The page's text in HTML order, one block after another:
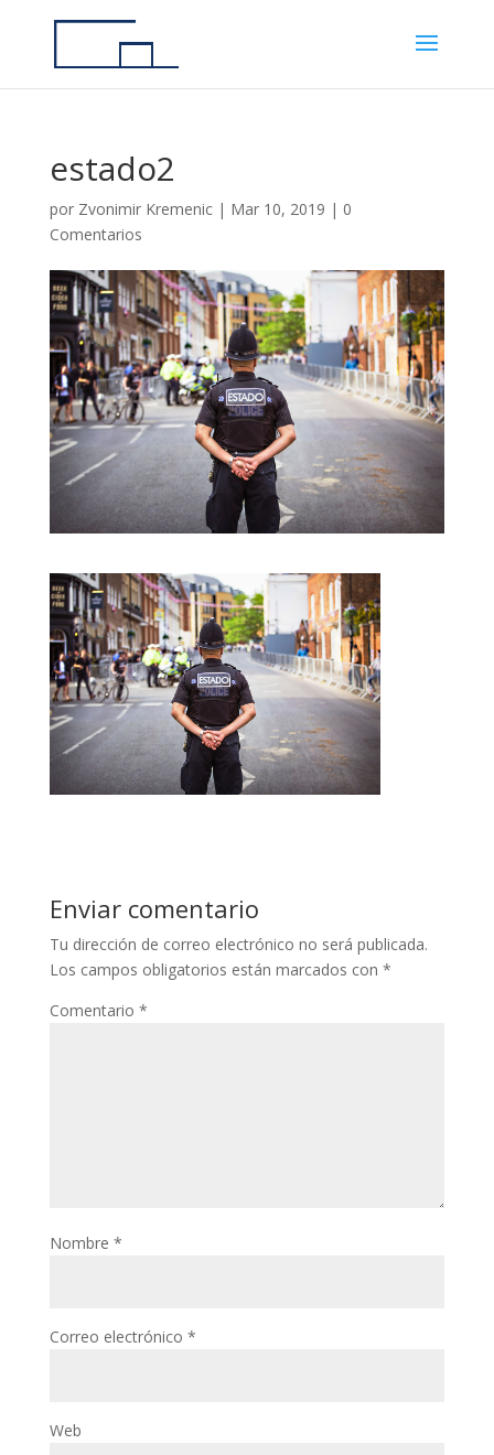
estado2
por Zvonimir Kremenic| Mar 10, 2019 | 0
Comentarios
Enviar comentario
Tu dirección de correo electrónico no será publicada.
Los campos obligatorios están marcados con *
Comentario *
Nombre *
Correo electrónico *
Web